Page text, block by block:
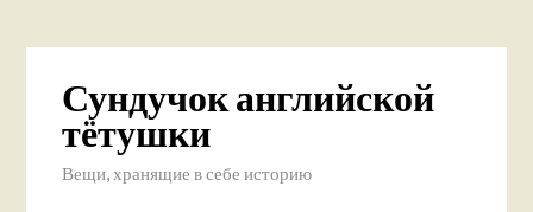
Сундучок английской
тётушки
Вещи, хранящие в себе историю